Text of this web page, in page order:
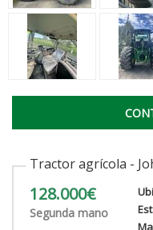
Tractor agrícola -
128.000€
Segunda mano